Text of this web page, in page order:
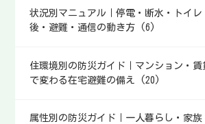
状況別マニュアル｜停電・断水・トイレ
後・避難・通信の動き方 (6)
住環境別の防災ガイド｜マンション・賃
で変わる在宅避難の備え (20)
属性別の防災ガイド｜一人暮らし・家族